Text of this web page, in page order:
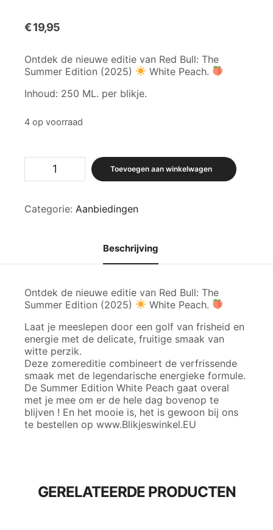
€19,95
Ontdek de nieuwe editie van Red Bull: The
Summer Edition (2025)
White Peach.
Inhoud: 250 ML. per blikje.
4 op voorraad
'25
Toevoegen aan winkelwagen
Categorie: Aanbiedingen
Beschrijving
Ontdek de nieuwe editie van Red Bull: The
Summer Edition (2025)
White Peach.
Laat je meeslepen door een golf van frisheid en
energie met de delicate, fruitige smaak van
witte perzik.
Deze zomereditie combineert de verfrissende
smaak met de legendarische energieke formule.
De Summer Edition White Peach gaat overal
met je mee om er de hele dag bovenop te
blijven ! En het mooie is, het is gewoon bij ons
te bestellen op www.Blikjeswinkel.EU
GERELATEERDE PRODUCTEN